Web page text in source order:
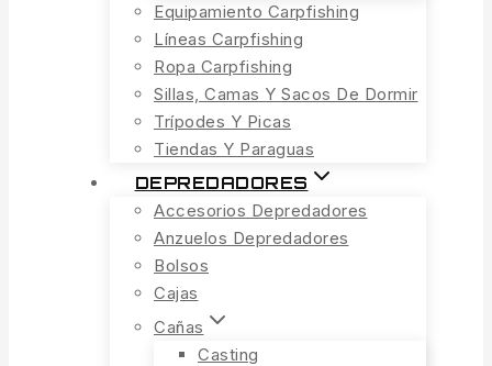
Equipamiento Carpfishing
Líneas Carpfishing
Ropa Carpfishing
Sillas, Camas Y Sacos De Dormir
Trípodes Y Picas
Tiendas Y Paraguas
DEPREDADORES
Accesorios Depredadores
Anzuelos Depredadores
Bolsos
Cajas
Cañas
Casting